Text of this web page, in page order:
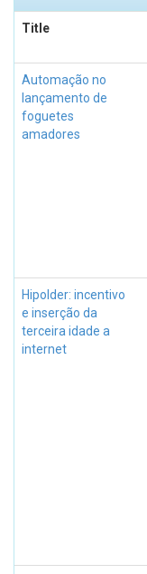
Title
Automação no
lançamento de
foguetes
amadores
Hipolder: incentivo
e inserção da
terceira idade a
internet